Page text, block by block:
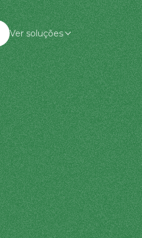
Ver soluções